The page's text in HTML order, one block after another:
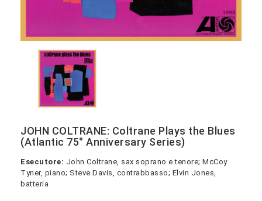
JOHN COLTRANE: Coltrane Plays the Blues
(Atlantic 75° Anniversary Series)
Esecutore: John Coltrane, sax soprano e tenore; McCoy
Tyner, piano; Steve Davis, contrabbasso; Elvin Jones,
batteria